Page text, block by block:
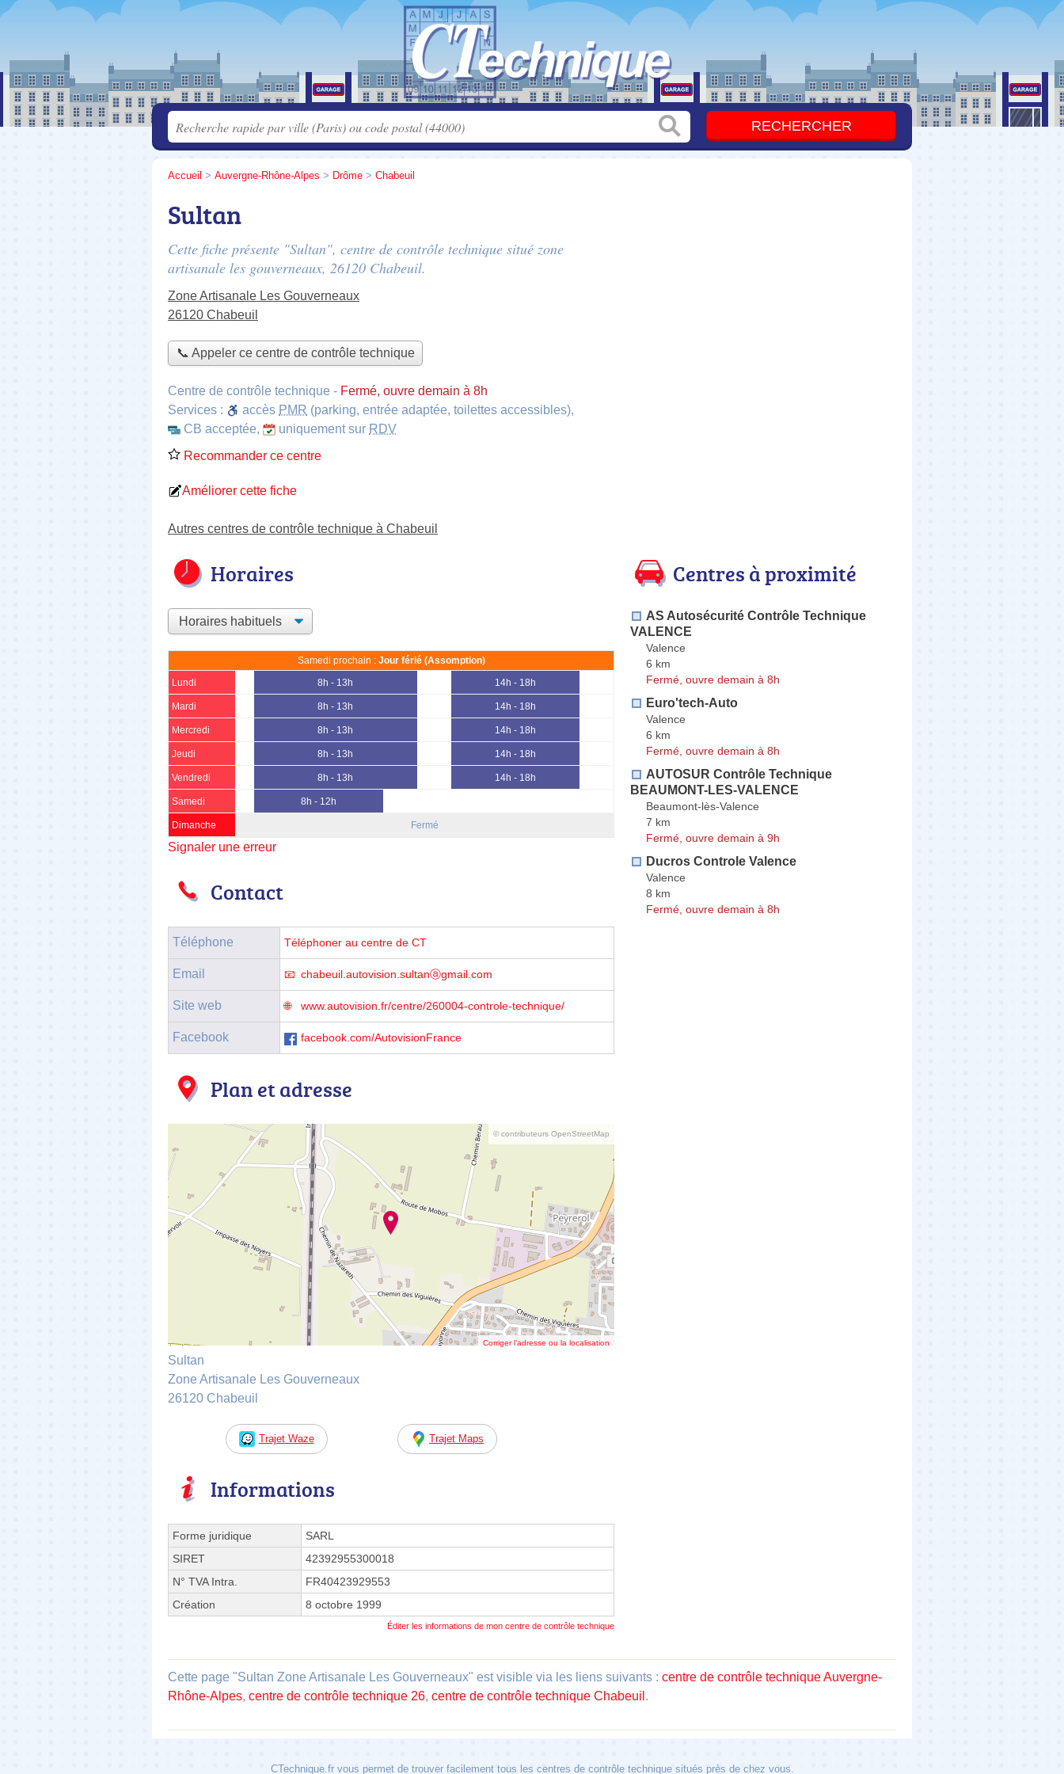
Accueil > Auvergne-Rhône-Alpes > Drôme > Chabeuil
Sultan
Cette fiche présente "Sultan", centre de contrôle technique situé zone
artisanale les gouverneaux, 26120 Chabeuil.
Zone Artisanale Les Gouverneaux
26120 Chabeuil
📞 Appeler ce centre de contrôle technique
Centre de contrôle technique - Fermé, ouvre demain à 8h
Services :
accès PMR (parking, entrée adaptée, toilettes accessibles),
CB acceptée, uniquement sur RDV
Recommander ce centre
Améliorer cette fiche
Autres centres de contrôle technique à Chabeuil
Horaires
Samedi prochain : Jour férié (Assomption)
Lundi 8h - 13h 14h - 18h
Mardi 8h - 13h 14h - 18h
Mercredi 8h - 13h 14h - 18h
Jeudi 8h - 13h 14h - 18h
Vendredi 8h - 13h 14h - 18h
Samedi 8h - 12h
Dimanche Fermé
Signaler une erreur
Contact
Téléphone Téléphoner au centre de CT
Email chabeuil.autovision.sultanⓐgmail.com
Site web www.autovision.fr/centre/260004-controle-technique/
Facebook facebook.com/AutovisionFrance
Plan et adresse
© contributeurs OpenStreetMap
Corriger l’adresse ou la localisation
Sultan
Zone Artisanale Les Gouverneaux
26120 Chabeuil
Trajet Waze Trajet Maps
Informations
Forme juridique
SARL
SIRET
42392955300018
N° TVA Intra.
FR40423929553
Création
8 octobre 1999
Éditer les informations de mon centre de contrôle technique
Centres à proximité
AS Autosécurité Contrôle Technique
VALENCE
Valence
6 km
Fermé, ouvre demain à 8h
Euro'tech-Auto
Valence
6 km
Fermé, ouvre demain à 8h
AUTOSUR Contrôle Technique
BEAUMONT-LES-VALENCE
Beaumont-lès-Valence
7 km
Fermé, ouvre demain à 9h
Ducros Controle Valence
Valence
8 km
Fermé, ouvre demain à 8h
Cette page "Sultan Zone Artisanale Les Gouverneaux" est visible via les liens suivants : centre de contrôle technique Auvergne-
Rhône-Alpes, centre de contrôle technique 26, centre de contrôle technique Chabeuil .
CTechnique.fr vous permet de trouver facilement tous les centres de contrôle technique situés près de chez vous.